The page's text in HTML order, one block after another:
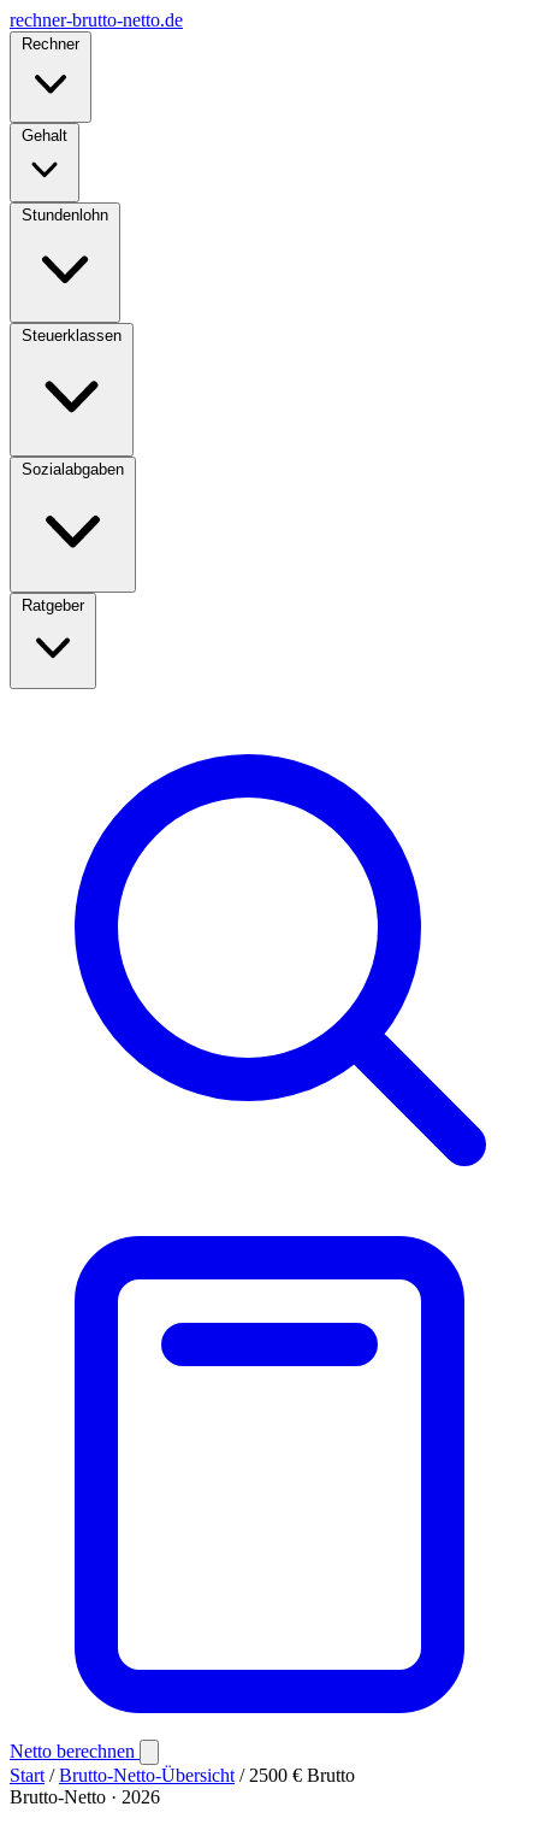
rechner-brutto-netto.de
Rechner
Gehalt
Stundenlohn
Steuerklassen
Sozialabgaben
Ratgeber
Netto berechnen
Start / Brutto-Netto-Übersicht / 2500 € Brutto
Brutto-Netto · 2026